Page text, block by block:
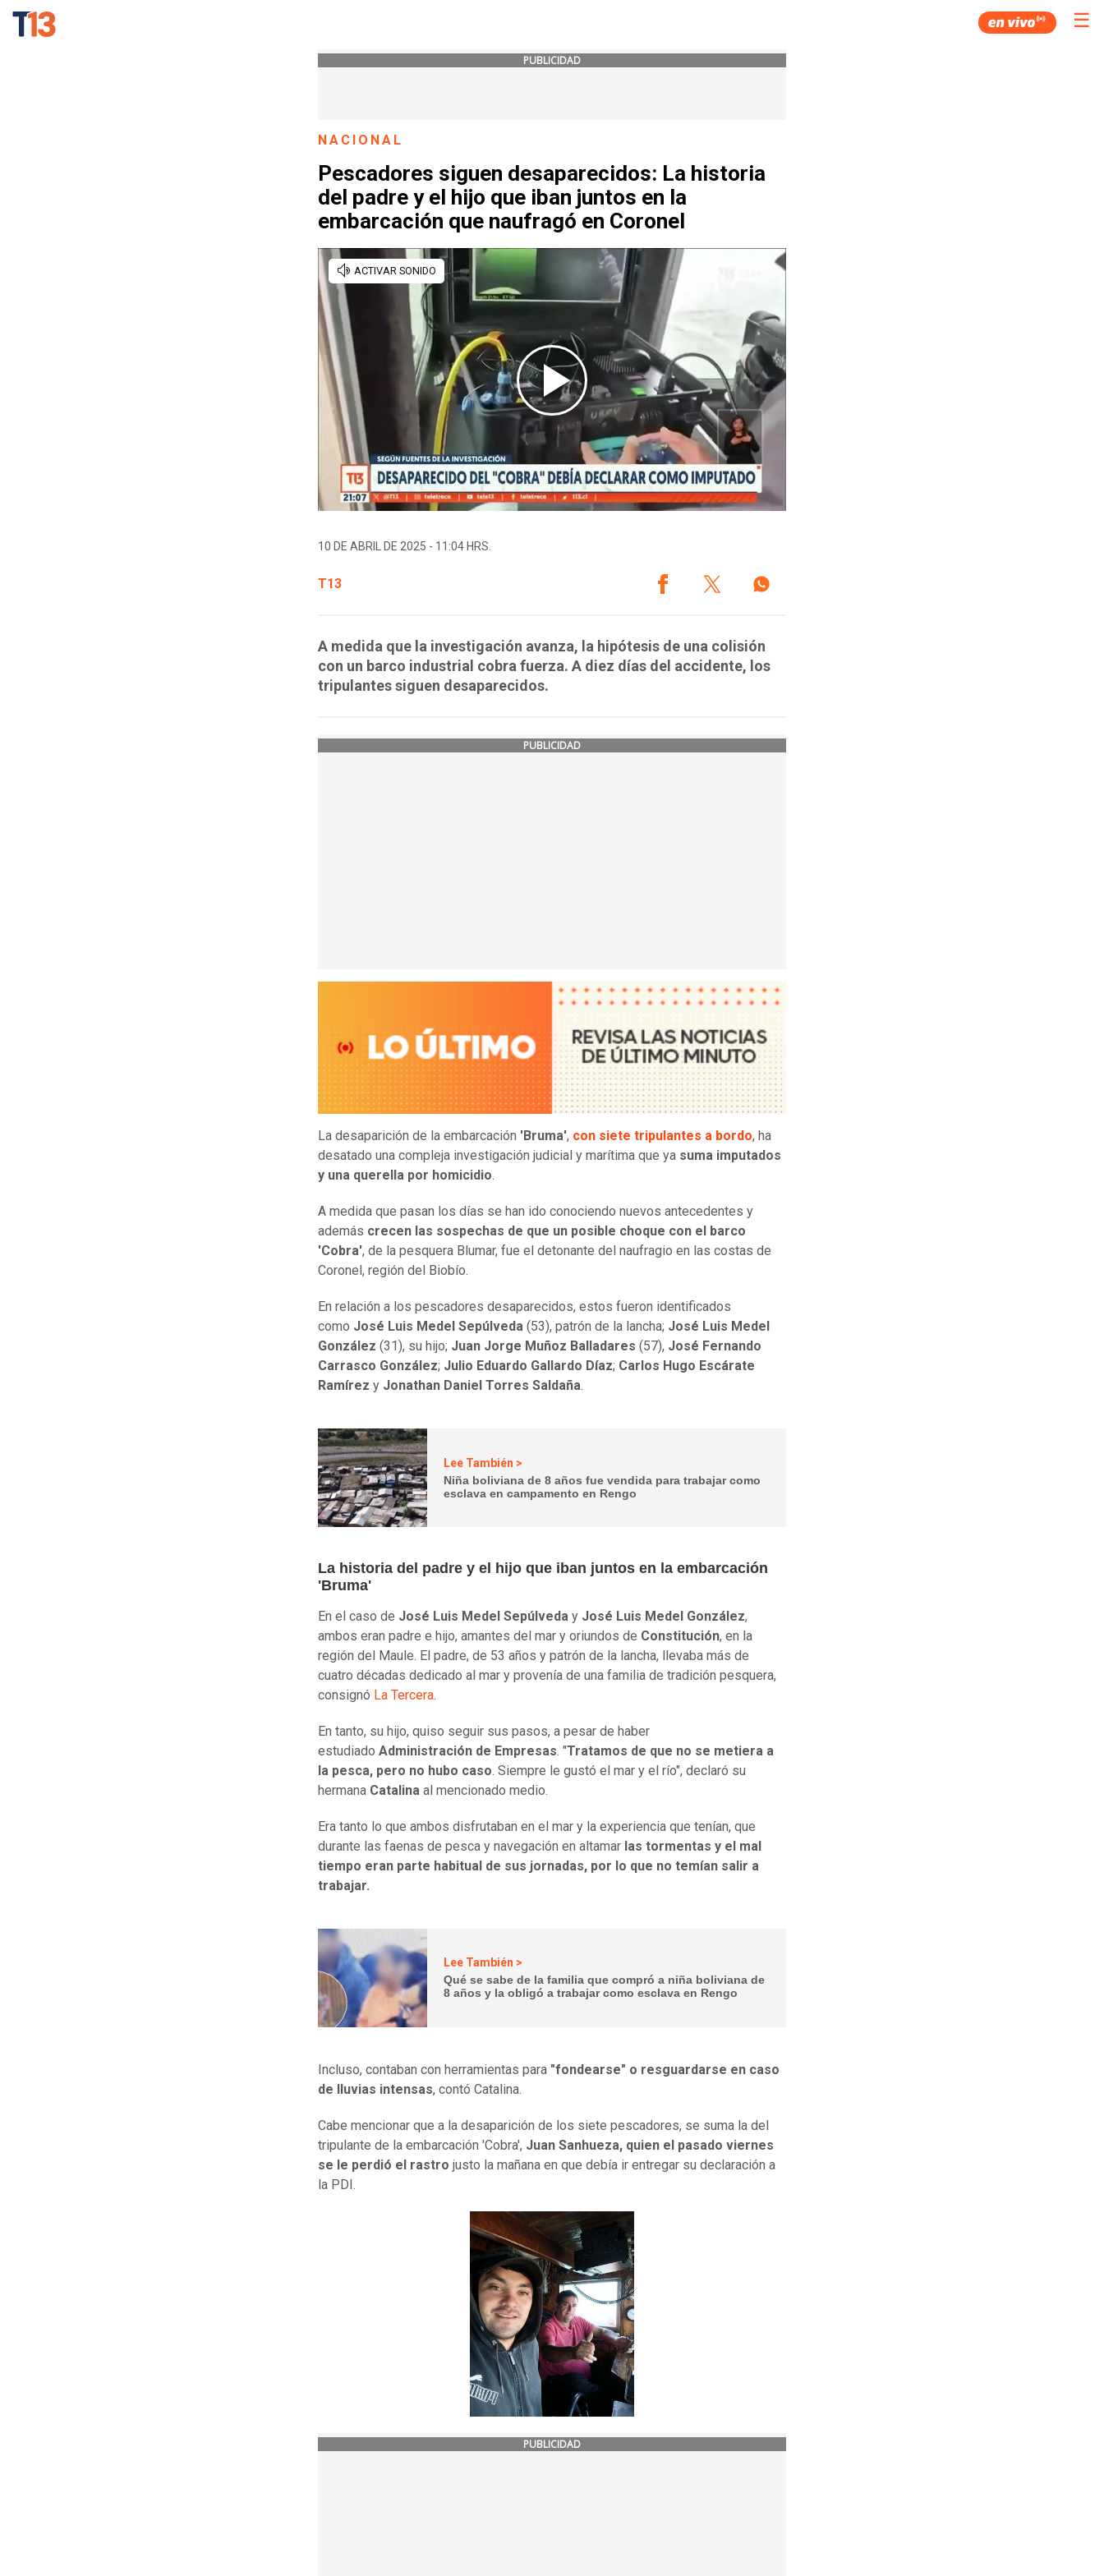
☰
PUBLICIDAD
NACIONAL
Pescadores siguen desaparecidos: La historia
del padre y el hijo que iban juntos en la
embarcación que naufragó en Coronel
10 DE ABRIL DE 2025 - 11:04 HRS.
T13
A medida que la investigación avanza, la hipótesis de una colisión
con un barco industrial cobra fuerza. A diez días del accidente, los
tripulantes siguen desaparecidos.
PUBLICIDAD
La desaparición de la embarcación 'Bruma', con siete tripulantes a bordo, ha
desatado una compleja investigación judicial y marítima que ya suma imputados
y una querella por homicidio.
A medida que pasan los días se han ido conociendo nuevos antecedentes y
además crecen las sospechas de que un posible choque con el barco
'Cobra', de la pesquera Blumar, fue el detonante del naufragio en las costas de
Coronel, región del Biobío.
En relación a los pescadores desaparecidos, estos fueron identificados
como José Luis Medel Sepúlveda (53), patrón de la lancha; José Luis Medel
González (31), su hijo; Juan Jorge Muñoz Balladares (57), José Fernando
Carrasco González; Julio Eduardo Gallardo Díaz; Carlos Hugo Escárate
Ramírez y Jonathan Daniel Torres Saldaña.
Lee También >
Niña boliviana de 8 años fue vendida para trabajar como
esclava en campamento en Rengo
La historia del padre y el hijo que iban juntos en la embarcación
'Bruma'
En el caso de José Luis Medel Sepúlveda y José Luis Medel González,
ambos eran padre e hijo, amantes del mar y oriundos de Constitución, en la
región del Maule. El padre, de 53 años y patrón de la lancha, llevaba más de
cuatro décadas dedicado al mar y provenía de una familia de tradición pesquera,
consignó La Tercera.
En tanto, su hijo, quiso seguir sus pasos, a pesar de haber
estudiado Administración de Empresas. "Tratamos de que no se metiera a
la pesca, pero no hubo caso. Siempre le gustó el mar y el río", declaró su
hermana Catalina al mencionado medio.
Era tanto lo que ambos disfrutaban en el mar y la experiencia que tenían, que
durante las faenas de pesca y navegación en altamar las tormentas y el mal
tiempo eran parte habitual de sus jornadas, por lo que no temían salir a
trabajar.
Lee También >
Qué se sabe de la familia que compró a niña boliviana de
8 años y la obligó a trabajar como esclava en Rengo
Incluso, contaban con herramientas para "fondearse" o resguardarse en caso
de lluvias intensas, contó Catalina.
Cabe mencionar que a la desaparición de los siete pescadores, se suma la del
tripulante de la embarcación 'Cobra', Juan Sanhueza, quien el pasado viernes
se le perdió el rastro justo la mañana en que debía ir entregar su declaración a
la PDI.
PUBLICIDAD